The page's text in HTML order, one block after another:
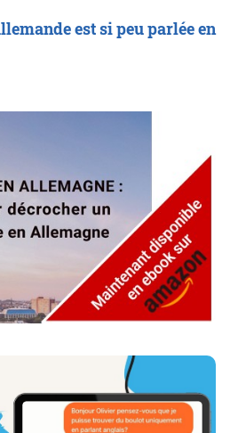
est si peu parlée en